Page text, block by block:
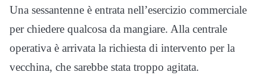
Una sessantenne è entrata nell’esercizio commerciale
per chiedere qualcosa da mangiare. Alla centrale
operativa è arrivata la richiesta di intervento per la
vecchina, che sarebbe stata troppo agitata.